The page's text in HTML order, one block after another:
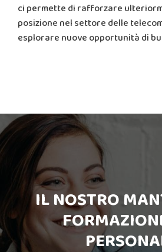
ci permette di rafforzare
posizione nel settore delle
esplorare nuove opportunità di
IL NOSTRO